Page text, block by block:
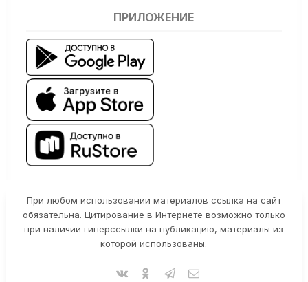
ПРИЛОЖЕНИЕ
При любом использовании материалов ссылка на сайт
обязательна. Цитирование в Интернете возможно только
при наличии гиперссылки на публикацию, материалы из
которой использованы.